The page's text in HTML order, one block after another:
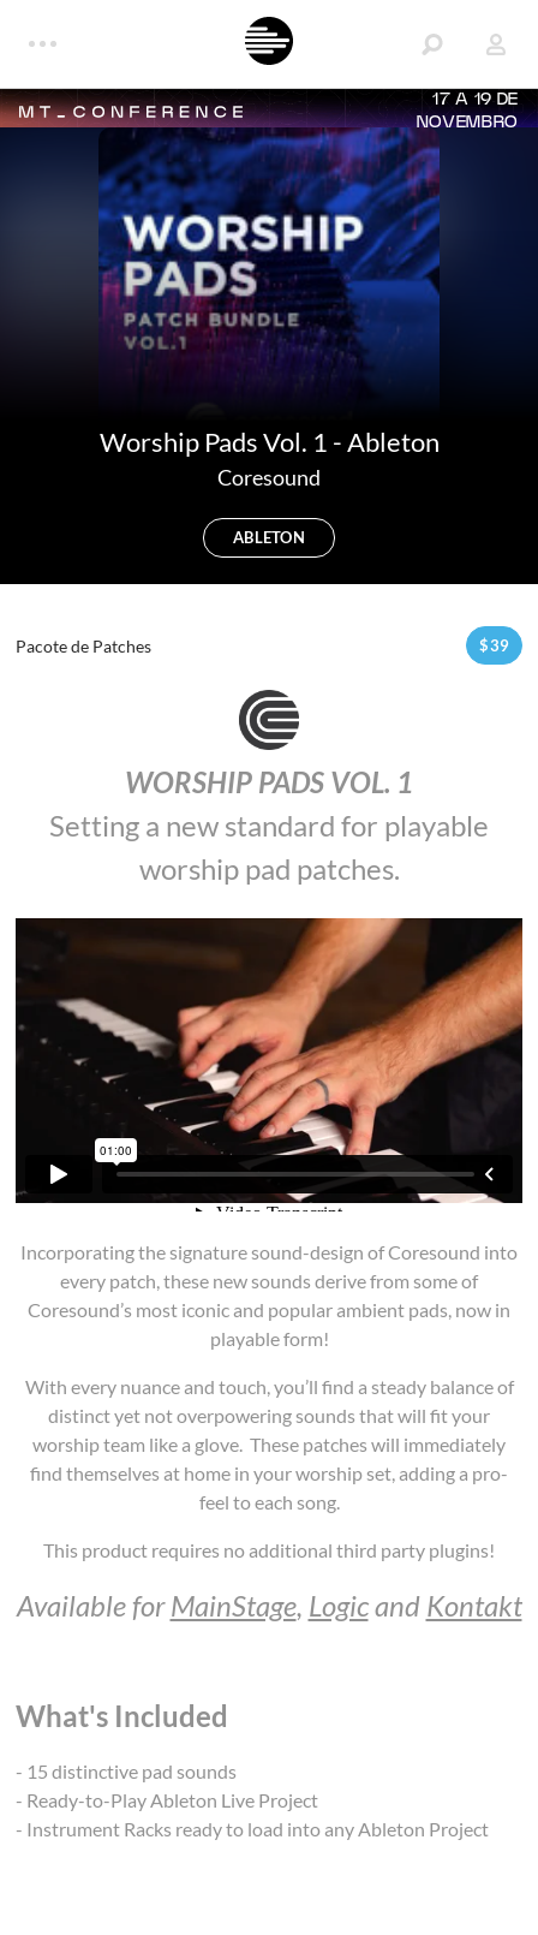
17 A 19 DE
NOVEMBRO
Worship Pads Vol. 1 - Ableton
Coresound
ABLETON
Pacote de Patches $39
WORSHIP PADS VOL. 1
Setting a new standard for playable
worship pad patches.
Incorporating the signature sound-design of Coresound into
every patch, these new sounds derive from some of
Coresound’s most iconic and popular ambient pads, now in
playable form!
With every nuance and touch, you’ll find a steady balance of
distinct yet not overpowering sounds that will fit your
worship team like a glove. These patches will immediately
find themselves at home in your worship set, adding a pro-
feel to each song.
This product requires no additional third party plugins!
Available forMainStage, Logicand Kontakt
What's Included
- 15 distinctive pad sounds
- Ready-to-Play Ableton Live Project
- Instrument Racks ready to load into any Ableton Project